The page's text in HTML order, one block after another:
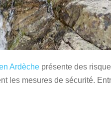
Ardèche présente des
les mesures de sécurité.